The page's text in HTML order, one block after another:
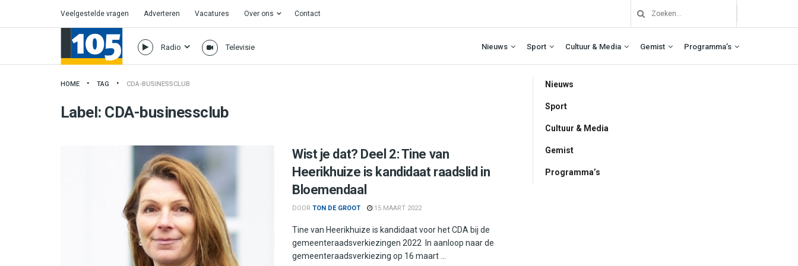
Veelgestelde vragen Adverteren Vacatures Over ons Contact
Radio Televisie Nieuws Sport Cultuur & Media Gemist Programma’s
HOME TAG CDA-BUSINESSCLUB
Label: CDA-businessclub
Wist je dat? Deel 2: Tine van
Heerikhuize is kandidaat raadslid in
Bloemendaal
DOOR TON DE GROOT 15 MAART 2022
Tine van Heerikhuize is kandidaat voor het CDA bij de
gemeenteraadsverkiezingen 2022 In aanloop naar de
gemeenteraadsverkiezing op 16 maart ...
Nieuws
Sport
Cultuur & Media
Gemist
Programma’s